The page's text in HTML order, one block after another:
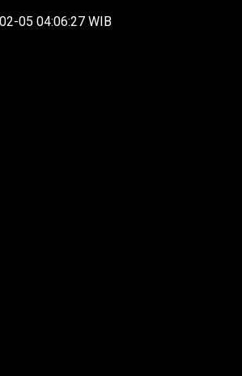
05 04:06:27 WIB